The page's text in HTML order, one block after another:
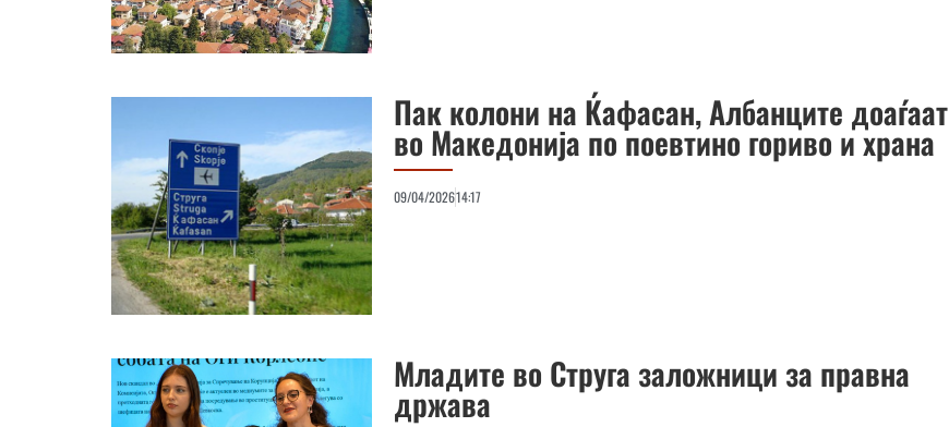
Пак колони на Ќафасан, Албанците доаѓаат
во Македонија по поевтино гориво и храна
09/04/202614:17
Младите во Струга заложници за правна
држава